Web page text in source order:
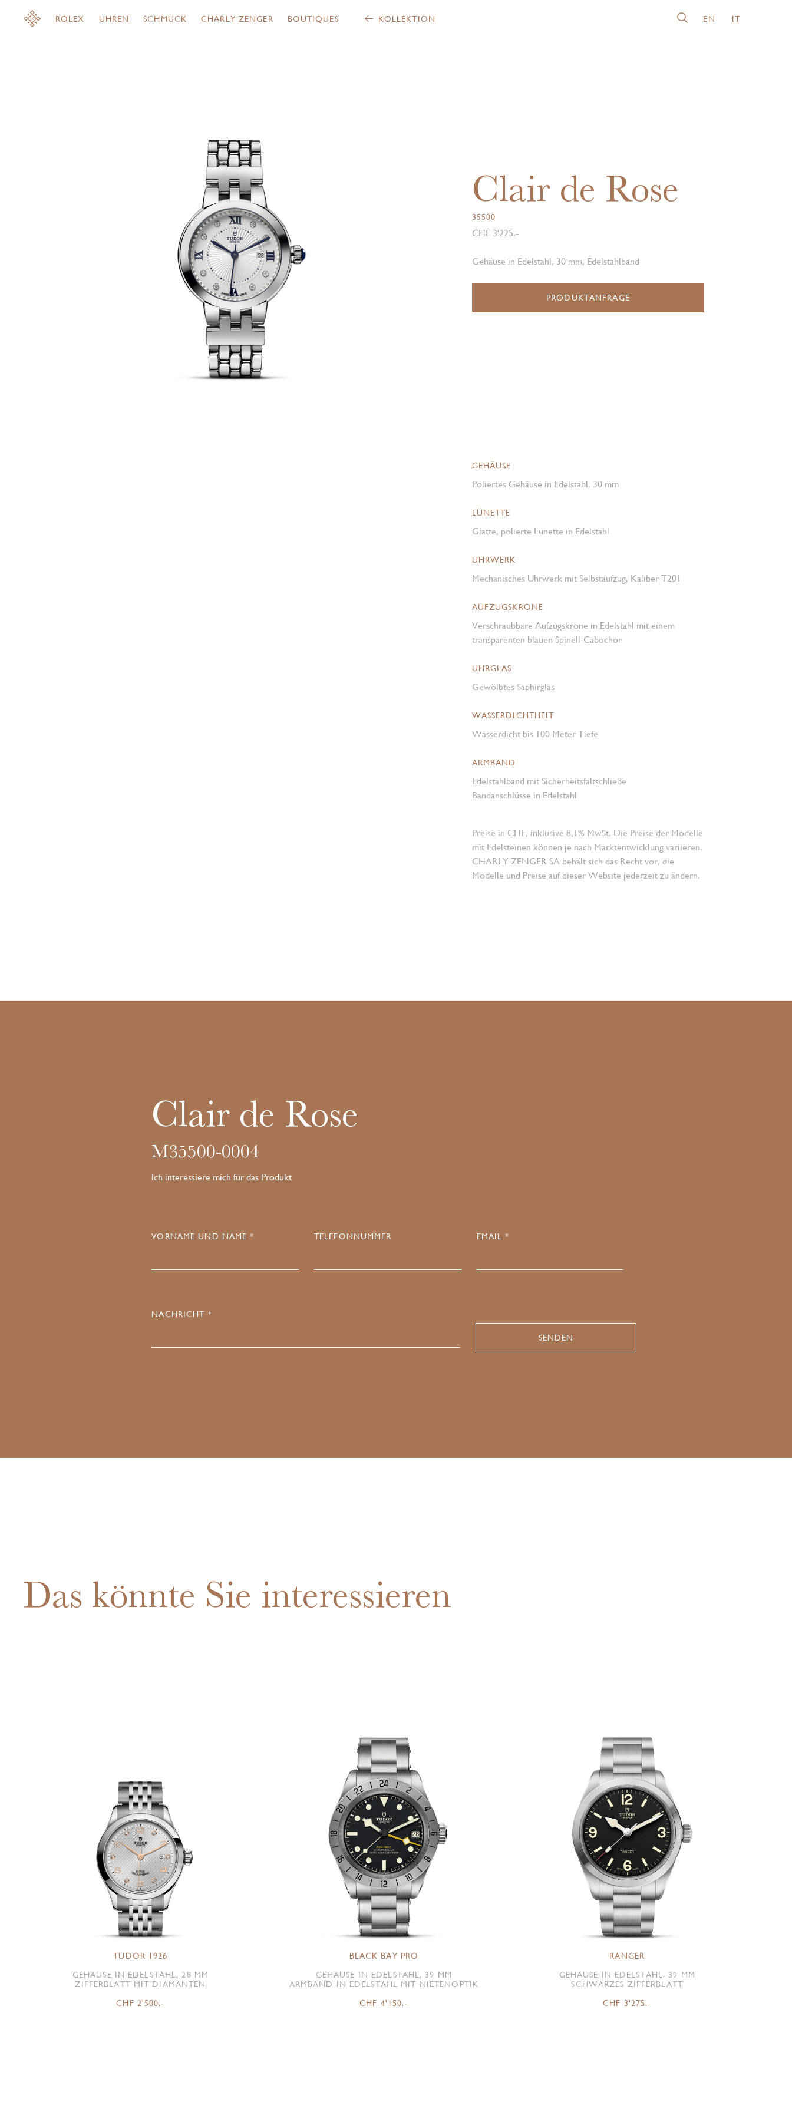
ROLEX UHREN SCHMUCK CHARLY ZENGER BOUTIQUES KOLLEKTION EN IT
Clair de Rose
35500
CHF 3'225.-
Gehäuse in Edelstahl, 30 mm, Edelstahlband
PRODUKTANFRAGE
GEHÄUSE
Poliertes Gehäuse in Edelstahl, 30 mm
LÜNETTE
Glatte, polierte Lünette in Edelstahl
UHRWERK
Mechanisches Uhrwerk mit Selbstaufzug, Kaliber T201
AUFZUGSKRONE
Verschraubbare Aufzugskrone in Edelstahl mit einem
transparenten blauen Spinell-Cabochon
UHRGLAS
Gewölbtes Saphirglas
WASSERDICHTHEIT
Wasserdicht bis 100 Meter Tiefe
ARMBAND
Edelstahlband mit Sicherheitsfaltschließe
Bandanschlüsse in Edelstahl
Preise in CHF, inklusive 8,1% MwSt. Die Preise der Modelle
mit Edelsteinen können je nach Marktentwicklung variieren.
CHARLY ZENGER SA behält sich das Recht vor, die
Modelle und Preise auf dieser Website jederzeit zu ändern.
Clair de Rose
M35500-0004
Ich interessiere mich für das Produkt
VORNAME UND NAME * TELEFONNUMMER EMAIL *
NACHRICHT *
Das könnte Sie interessieren
TUDOR 1926
GEHÄUSE IN EDELSTAHL, 28 MM
ZIFFERBLATT MIT DIAMANTEN
CHF 2'500.-
BLACK BAY PRO
GEHÄUSE IN EDELSTAHL, 39 MM
ARMBAND IN EDELSTAHL MIT NIETENOPTIK
CHF 4'150.-
RANGER
GEHÄUSE IN EDELSTAHL, 39 MM
SCHWARZES ZIFFERBLATT
CHF 3'275.-